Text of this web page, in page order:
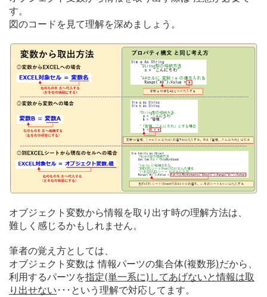
す。
図のコードを見て理解を深めましょう。
オブジェクト変数から情報を取り出す時の理解方法は、
難しく感じるかもしれません。
筆者の覚え方としては、
オブジェクト変数は 情報パーツの集合体(複数形)だから、
利用するパーツを指定(単一系に)してあげないと情報は取
り出せない ･･･ という理解で対応してます。